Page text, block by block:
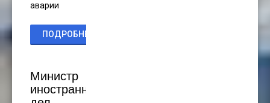
аварии
ПОДРОБНЕЕ...
Министр
иностранных